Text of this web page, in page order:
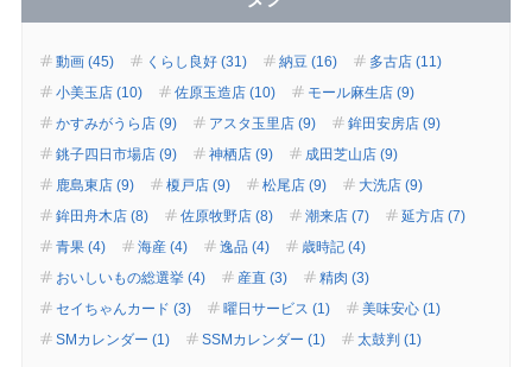
動画 (45) くらし良好 (31) 納豆 (16)
多古店 (11)
小美玉店 (10)
佐原玉造店 (10)
モール麻生店 (9)
かすみがうら店 (9)
アスタ玉里店 (9)
鉾田安房店 (9)
銚子四日市場店 (9)
神栖店 (9)
成田芝山店 (9)
鹿島東店 (9)
榎戸店 (9) 松尾店 (9)
大洗店 (9)
鉾田舟木店 (8)
佐原牧野店 (8) 潮来店 (7)
延方店 (7)
青果 (4)
海産 (4) 逸品 (4)
歳時記 (4)
おいしいもの総選挙 (4)
産直 (3)
精肉 (3)
セイちゃんカード (3)
曜日サービス (1)
美味安心 (1)
SMカレンダー (1)
SSMカレンダー (1) 太鼓判 (1)